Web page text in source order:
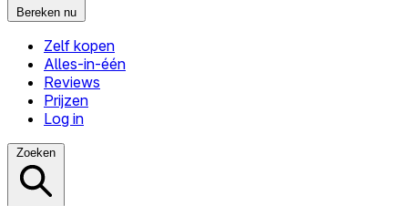
Bereken nu
Zelf kopen
Alles-in-één
Reviews
Prijzen
Log in
Zoeken